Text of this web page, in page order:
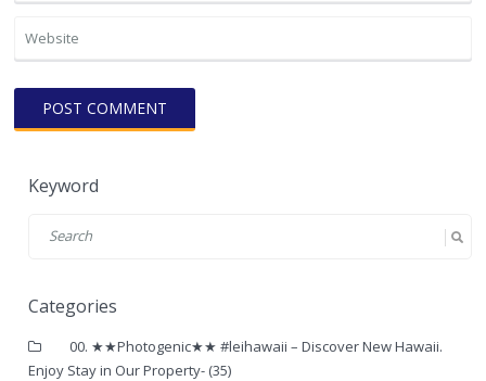
Keyword
Categories
00. ★★Photogenic★★ #leihawaii – Discover New Hawaii.
Enjoy Stay in Our Property- (35)